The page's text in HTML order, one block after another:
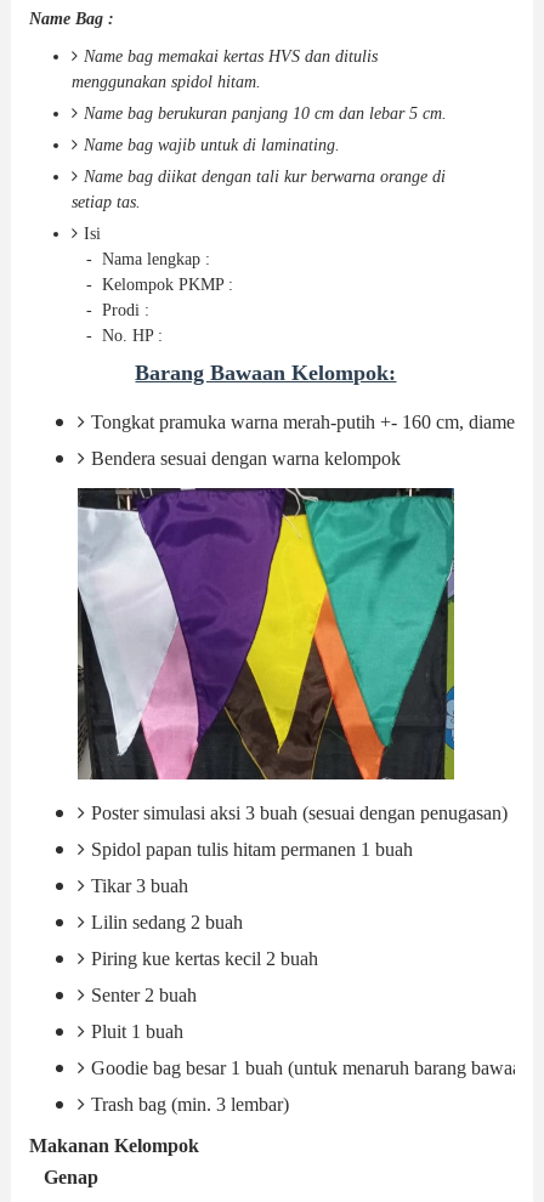
Name Bag :
Name bag memakai kertas HVS dan ditulis
menggunakan spidol hitam.
Name bag berukuran panjang 10 cm dan lebar 5 cm.
Name bag wajib untuk di laminating.
Name bag diikat dengan tali kur berwarna orange di
setiap tas.
Isi
- Nama lengkap :
- Kelompok PKMP :
- Prodi :
- No. HP :
Barang Bawaan Kelompok:
Tongkat pramuka warna merah-putih +- 160 cm, diameter
Bendera sesuai dengan warna kelompok
Poster simulasi aksi 3 buah (sesuai dengan penugasan)
Spidol papan tulis hitam permanen 1 buah
Tikar 3 buah
Lilin sedang 2 buah
Piring kue kertas kecil 2 buah
Senter 2 buah
Pluit 1 buah
Goodie bag besar 1 buah (untuk menaruh barang bawaan
Trash bag (min. 3 lembar)
Makanan Kelompok
   Genap